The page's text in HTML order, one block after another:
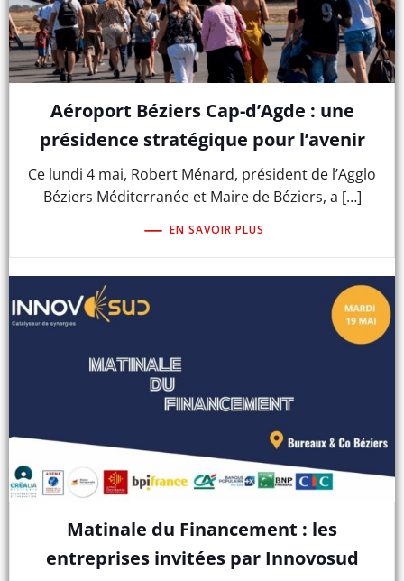
Aéroport Béziers Cap-d’Agde : une
présidence stratégique pour l’avenir
Ce lundi 4 mai, Robert Ménard, président de l’Agglo
Béziers Méditerranée et Maire de Béziers, a […]
EN SAVOIR PLUS
Matinale du Financement : les
entreprises invitées par Innovosud